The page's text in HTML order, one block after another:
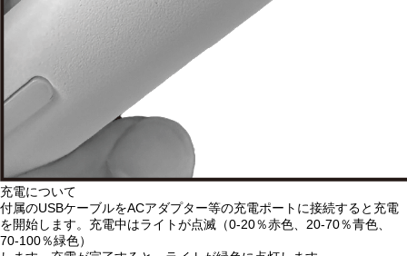
充電について
付属のUSBケーブルをACアダプター等の充電ポートに接続すると充電
を開始します。充電中はライトが点滅（0-20％赤色、20-70％青色、
70-100％緑色）